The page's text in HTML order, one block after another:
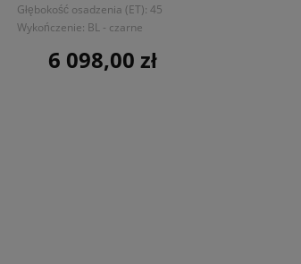
Głębokość osadzenia (ET): 45
Wykończenie: BL - czarne
Cena
6 098,00 zł